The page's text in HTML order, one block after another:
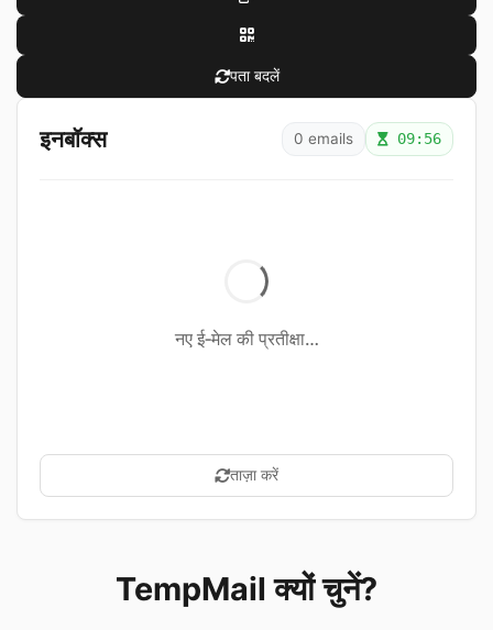
पता बदलें
इनबॉक्स 0 emails 09:56
नए ई‑मेल की प्रतीक्षा…
ताज़ा करें
TempMail क्यों चुनें?